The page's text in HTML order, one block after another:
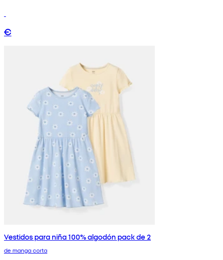
€
Vestidos para niña 100% algodón pack de 2
de manga corta